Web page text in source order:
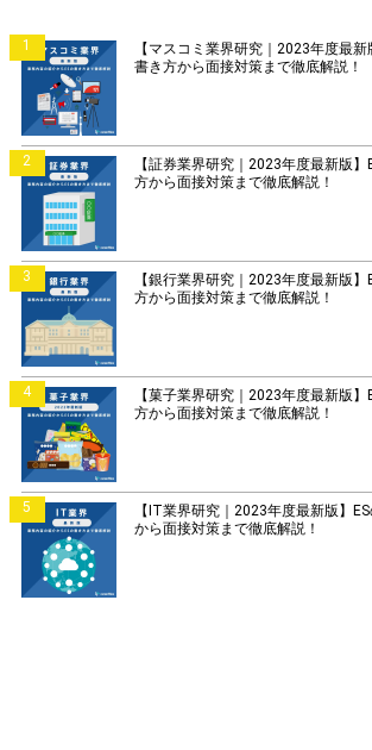
1
【マスコミ業界研究｜2023年度最新
書き方から面接対策まで徹底解説！
2
【証券業界研究｜2023年度最新版】
方から面接対策まで徹底解説！
3
【銀行業界研究｜2023年度最新版】
方から面接対策まで徹底解説！
4
【菓子業界研究｜2023年度最新版】
方から面接対策まで徹底解説！
5
【IT業界研究｜2023年度最新版】
から面接対策まで徹底解説！